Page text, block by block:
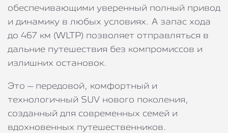
обеспечивающими уверенный полный привод
и динамику в любых условиях. А запас хода
до 467 км (WLTP) позволяет отправляться в
дальние путешествия без компромиссов и
излишних остановок.
Это – передовой, комфортный и
технологичный SUV нового поколения,
созданный для современных семей и
вдохновенных путешественников.